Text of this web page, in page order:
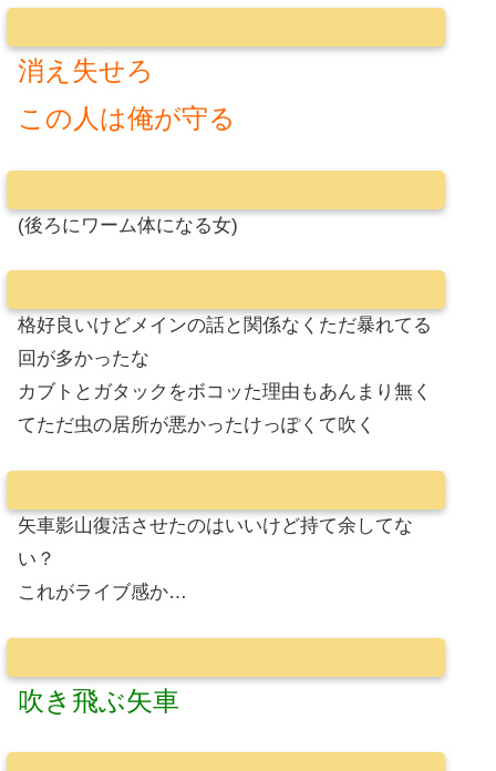
消え失せろ
この人は俺が守る
(後ろにワーム体になる女)
格好良いけどメインの話と関係なくただ暴れてる
回が多かったな
カブトとガタックをボコッた理由もあんまり無く
てただ虫の居所が悪かったけっぽくて吹く
矢車影山復活させたのはいいけど持て余してな
い？
これがライブ感か…
吹き飛ぶ矢車